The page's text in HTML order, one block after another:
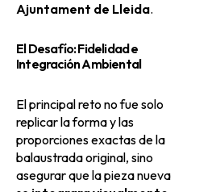
Ajuntament de Lleida.
El Desafío: Fidelidad e
Integración Ambiental
El principal reto no fue solo
replicar la forma y las
proporciones exactas de la
balaustrada original, sino
asegurar que la pieza nueva